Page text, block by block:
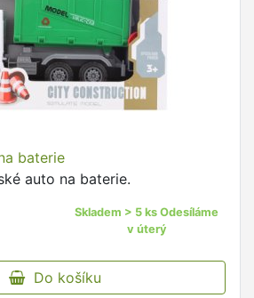
baterie
auto na baterie.
Skladem > 5 ks Odesíláme
v úterý
Do košíku